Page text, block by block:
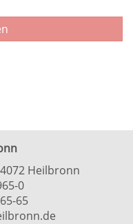
Heilbronn
0
65